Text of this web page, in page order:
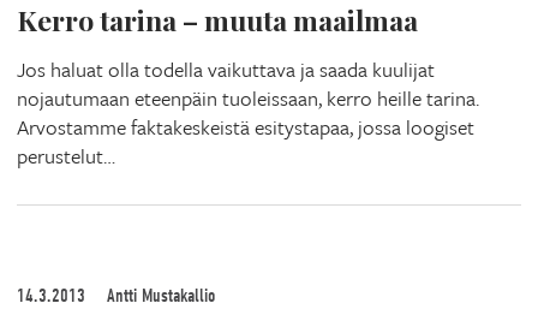
Kerro tarina – muuta maailmaa
Jos haluat olla todella vaikuttava ja saada kuulijat
nojautumaan eteenpäin tuoleissaan, kerro heille tarina.
Arvostamme faktakeskeistä esitystapaa, jossa loogiset
perustelut…
14.3.2013 Antti Mustakallio